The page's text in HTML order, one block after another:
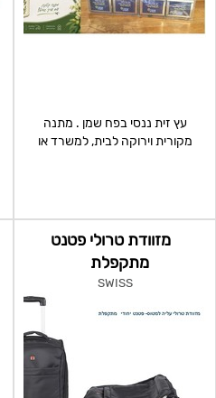
עץ זית ננסי בפח שמן . מתנה
מקורית וירוקה לבית, למשרד או
מזוודת טרולי פטנט
מתקפלת
SWISS